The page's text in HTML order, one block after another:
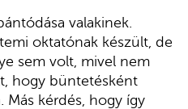
valakinek.
oktatónak készült, de
sem volt, mivel nem
hogy büntetésként
Más kérdés, hogy így